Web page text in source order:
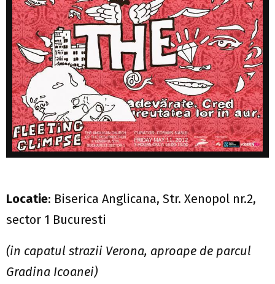
Locatie: Biserica Anglicana, Str. Xenopol nr.2,
sector 1 Bucuresti
(in capatul strazii Verona, aproape de parcul
Gradina Icoanei)